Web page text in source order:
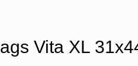
Vita XL